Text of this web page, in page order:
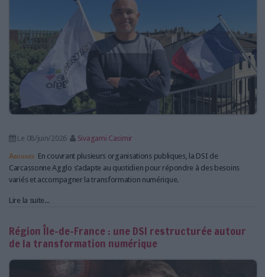
Le 08/juin/2026
Sivagami Casimir
Abonnés En couvrant plusieurs organisations publiques, la DSI de
Carcassonne Agglo s’adapte au quotidien pour répondre à des besoins
variés et accompagner la transformation numérique.
Lire la suite...
Région Île-de-France : une DSI restructurée autour
de la transformation numérique